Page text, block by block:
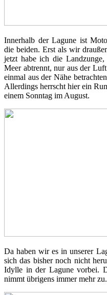
Innerhalb der Lagune ist
die beiden. Erst als wir
jetzt habe ich die
Meer abtrennt, nur aus der
einmal aus der Nähe
Allerdings herrscht hier ein
einem Sonntag im August.
Da haben wir es in unserer
sich das bisher noch nicht
Idylle in der Lagune vorbei.
nimmt übrigens immer mehr zu.